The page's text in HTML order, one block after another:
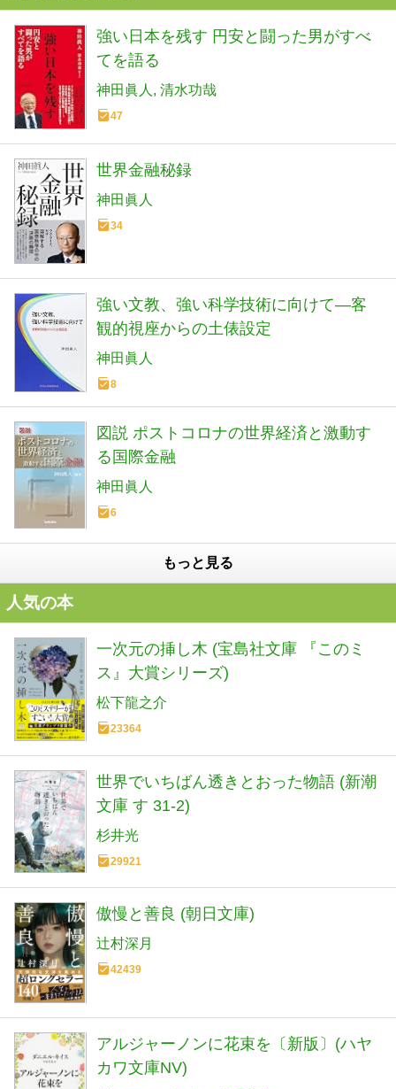
強い日本を残す 円安と闘った男がすべ
てを語る
神田眞人 清水功哉
47
世界金融秘録
神田眞人
34
強い文教、強い科学技術に向けて―客
観的視座からの土俵設定
神田眞人
8
図説 ポストコロナの世界経済と激動す
る国際金融
神田眞人
6
もっと見る
人気の本
一次元の挿し木 (宝島社文庫 『このミ
ス』大賞シリーズ)
松下龍之介
23364
世界でいちばん透きとおった物語 (新潮
文庫 す 31-2)
杉井光
29921
傲慢と善良 (朝日文庫)
辻村深月
42439
アルジャーノンに花束を〔新版〕(ハヤ
カワ文庫NV)